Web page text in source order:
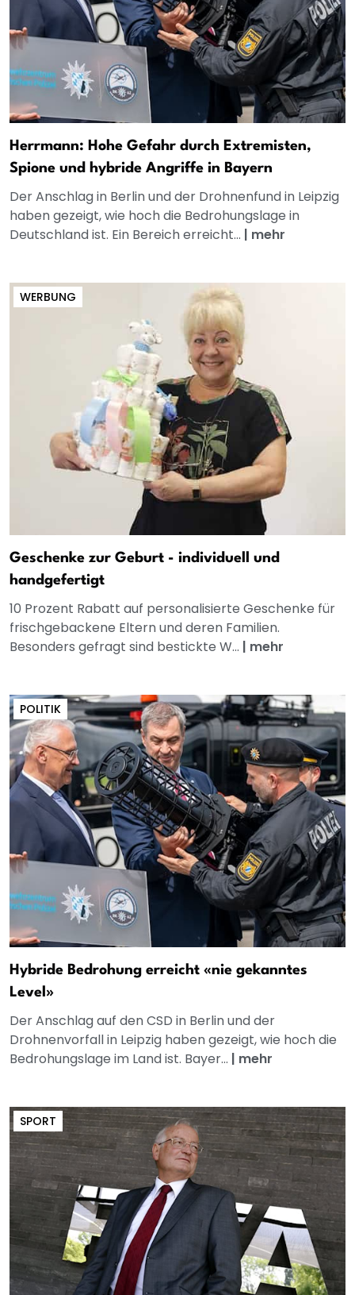
Herrmann: Hohe Gefahr durch Extremisten,
Spione und hybride Angriffe in Bayern
Der Anschlag in Berlin und der Drohnenfund in Leipzig
haben gezeigt, wie hoch die Bedrohungslage in
Deutschland ist. Ein Bereich erreicht... | mehr
WERBUNG
Geschenke zur Geburt - individuell und
handgefertigt
10 Prozent Rabatt auf personalisierte Geschenke für
frischgebackene Eltern und deren Familien.
Besonders gefragt sind bestickte W... | mehr
POLITIK
Hybride Bedrohung erreicht «nie gekanntes
Level»
Der Anschlag auf den CSD in Berlin und der
Drohnenvorfall in Leipzig haben gezeigt, wie hoch die
Bedrohungslage im Land ist. Bayer... | mehr
SPORT